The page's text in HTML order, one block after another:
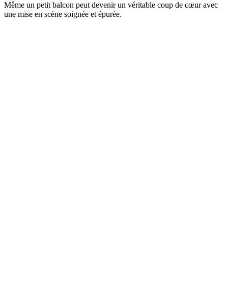
Même un petit balcon peut devenir un véritable coup de cœur avec
une mise en scène soignée et épurée.